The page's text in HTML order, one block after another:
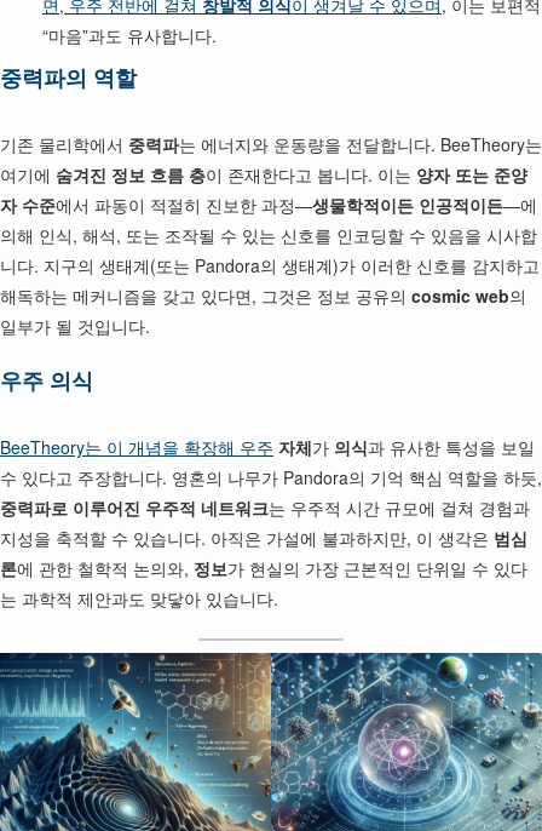
면, 우주 전반에 걸쳐 창발적 의식이 생겨날 수 있으며 , 이는 보편적
“마음”과도 유사합니다.
중력파의 역할
기존 물리학에서 중력파는 에너지와 운동량을 전달합니다. BeeTheory는
여기에 숨겨진 정보 흐름 층이 존재한다고 봅니다. 이는 양자 또는 준양
자 수준에서 파동이 적절히 진보한 과정—생물학적이든 인공적이든—에
의해 인식, 해석, 또는 조작될 수 있는 신호를 인코딩할 수 있음을 시사합
니다. 지구의 생태계(또는 Pandora의 생태계)가 이러한 신호를 감지하고
해독하는 메커니즘을 갖고 있다면, 그것은 정보 공유의 cosmic web의
일부가 될 것입니다.
우주 의식
BeeTheory는 이 개념을 확장해 우주 자체가 의식과 유사한 특성을 보일
수 있다고 주장합니다. 영혼의 나무가 Pandora의 기억 핵심 역할을 하듯,
중력파로 이루어진 우주적 네트워크는 우주적 시간 규모에 걸쳐 경험과
지성을 축적할 수 있습니다. 아직은 가설에 불과하지만, 이 생각은 범심
론에 관한 철학적 논의와, 정보가 현실의 가장 근본적인 단위일 수 있다
는 과학적 제안과도 맞닿아 있습니다.